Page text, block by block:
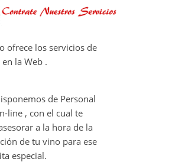
ofrece los servicios de
la Web .
de Personal
line , con el cual te
a la hora de la
de tu vino para ese
especial.